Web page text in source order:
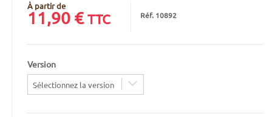
À partir de
11,90€ TTC Réf. 10892
Version
Sélectionnez la version